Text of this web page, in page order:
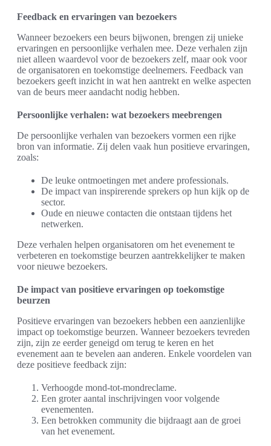
Feedback en ervaringen van bezoekers
Wanneer bezoekers een beurs bijwonen, brengen zij unieke
ervaringen en persoonlijke verhalen mee. Deze verhalen zijn
niet alleen waardevol voor de bezoekers zelf, maar ook voor
de organisatoren en toekomstige deelnemers. Feedback van
bezoekers geeft inzicht in wat hen aantrekt en welke aspecten
van de beurs meer aandacht nodig hebben.
Persoonlijke verhalen: wat bezoekers meebrengen
De persoonlijke verhalen van bezoekers vormen een rijke
bron van informatie. Zij delen vaak hun positieve ervaringen,
zoals:
De leuke ontmoetingen met andere professionals.
De impact van inspirerende sprekers op hun kijk op de
sector.
Oude en nieuwe contacten die ontstaan tijdens het
netwerken.
Deze verhalen helpen organisatoren om het evenement te
verbeteren en toekomstige beurzen aantrekkelijker te maken
voor nieuwe bezoekers.
De impact van positieve ervaringen op toekomstige
beurzen
Positieve ervaringen van bezoekers hebben een aanzienlijke
impact op toekomstige beurzen. Wanneer bezoekers tevreden
zijn, zijn ze eerder geneigd om terug te keren en het
evenement aan te bevelen aan anderen. Enkele voordelen van
deze positieve feedback zijn:
Verhoogde mond-tot-mondreclame.
Een groter aantal inschrijvingen voor volgende
evenementen.
Een betrokken community die bijdraagt aan de groei
van het evenement.